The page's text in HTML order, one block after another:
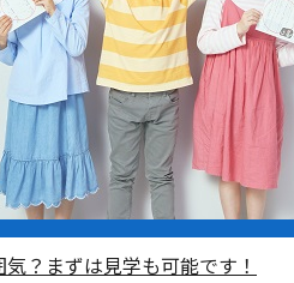
？まずは見学も可能です！